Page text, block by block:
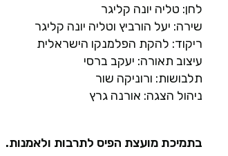
לחן: טליה יונה קליגר
שירה: יעל הורביץ וטליה יונה קליגר
ריקוד: להקת הפלמנקו הישראלית
עיצוב תאורה: יעקב ברסי
תלבושות: ורוניקה שור
ניהול הצגה: אורנה גרץ
בתמיכת מועצת הפיס לתרבות ולאמנות.